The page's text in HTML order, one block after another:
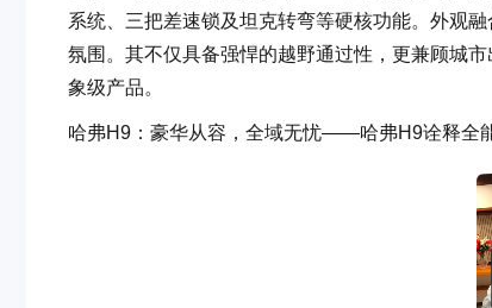
系统、三把差速锁及坦克转弯等硬核功能。外观
氛围。其不仅具备强悍的越野通过性，更兼顾城
象级产品。
哈弗H9：豪华从容，全域无忧——哈弗H9诠释全